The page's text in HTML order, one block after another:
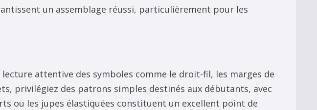
un assemblage réussi, particulièrement pour les
attentive des symboles comme le droit-fil, les marges de
privilégiez des patrons simples destinés aux débutants, avec
ou les jupes élastiquées constituent un excellent point de